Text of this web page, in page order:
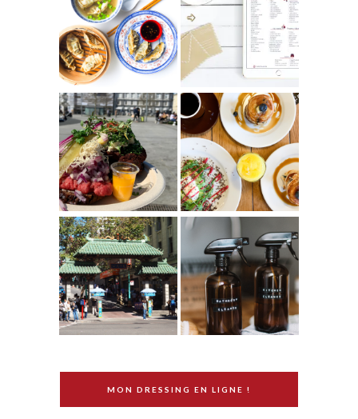
MON DRESSING EN LIGNE !